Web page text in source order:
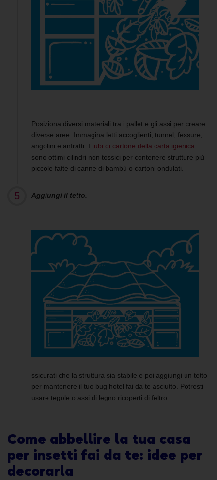
Posiziona diversi materiali tra i pallet e gli assi per creare
diverse aree. Immagina letti accoglienti, tunnel, fessure,
angolini e anfratti. I tubi di cartone della carta igienica
sono ottimi cilindri non tossici per contenere strutture più
piccole fatte di canne di bambù o cartoni ondulati.
Aggiungi il tetto.
ssicurati che la struttura sia stabile e poi aggiungi un tetto
per mantenere il tuo bug hotel fai da te asciutto. Potresti
usare tegole o assi di legno ricoperti di feltro.
Come abbellire la tua casa
per insetti fai da te: idee per
decorarla